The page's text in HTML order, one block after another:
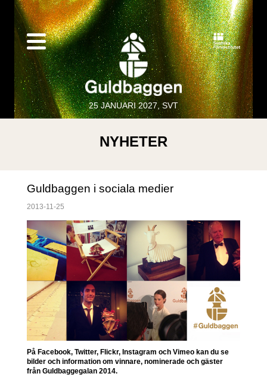
25 JANUARI 2027, SVT
NYHETER
Guldbaggen i sociala medier
2013-11-25
På Facebook, Twitter, Flickr, Instagram och Vimeokan du se
bilder och information om vinnare, nominerade och gäster
från Guldbaggegalan 2014.